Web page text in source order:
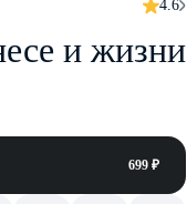
4.6
и жизни
699 ₽